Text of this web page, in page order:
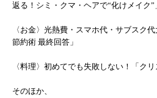
返る！シミ・クマ・ヘアで“化けメイク”
〈お金〉光熱費・スマホ代・サブスク
節約術 最終回答」
〈料理〉初めてでも失敗しない！「ク
そのほか、